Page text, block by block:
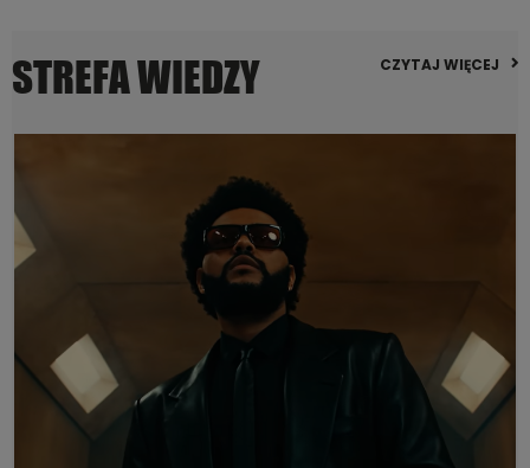
STREFA WIEDZY CZYTAJ WIĘCEJ